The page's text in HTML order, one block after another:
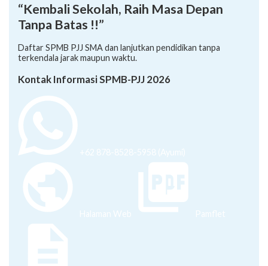
“Kembali Sekolah, Raih Masa Depan
Tanpa Batas !!”
Daftar SPMB PJJ SMA dan lanjutkan pendidikan tanpa
terkendala jarak maupun waktu.
Kontak Informasi SPMB-PJJ 2026
+62 878-8528-5958 (Ayumi)
Halaman Web Pamflet